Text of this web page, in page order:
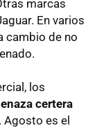
marcas
En varios
cambio de no
los
certera
. Agosto es el